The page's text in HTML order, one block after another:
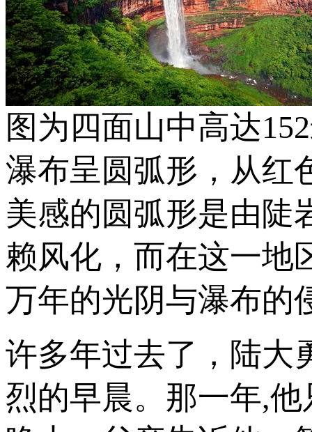
图为四面山中高达
瀑布呈圆弧形，从红
美感的圆弧形是由陡
赖风化，而在这一地
万年的光阴与瀑布的
许多年过去了，陆大
烈的早晨。那一年,